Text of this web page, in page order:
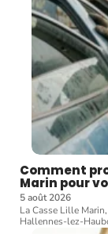
Comment
Marin pour
5 août 2026
La Casse Lille
Hallennes-lez-